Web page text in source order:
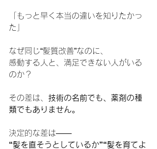
「もっと早く本当の違いを知りたかっ
た」
なぜ同じ“髪質改善”なのに、
感動する人と、満足できない人がいる
のか？
その差は、 技術の名前でも、薬剤の種
類でもありません。
決定的な差は――
“髪を直そうとしているか”“髪を育てよ